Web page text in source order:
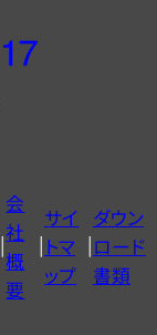
会
社
概
要
サイ
トマ
ップ
ダウン
ロード
書類